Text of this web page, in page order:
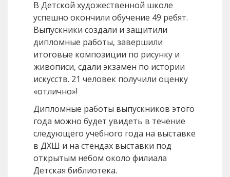
В Детской художественной школе
успешно окончили обучение 49 ребят.
Выпускники создали и защитили
дипломные работы, завершили
итоговые композиции по рисунку и
живописи, сдали экзамен по истории
искусств. 21 человек получили оценку
«отлично»!
Дипломные работы выпускников этого
года можно будет увидеть в течение
следующего учебного года на выставке
в ДХШ и на стендах выставки под
открытым небом около филиала
Детская библиотека.